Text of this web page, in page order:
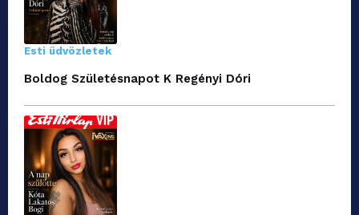
Esti üdvözletek
Boldog Születésnapot K Regényi Dóri